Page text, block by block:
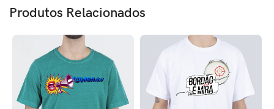
Produtos Relacionados